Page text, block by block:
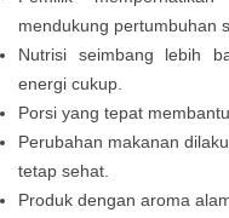
mendukung pertumbuhan
Nutrisi seimbang lebih
energi cukup.
Porsi yang tepat
Perubahan makanan
tetap sehat.
Produk dengan aroma